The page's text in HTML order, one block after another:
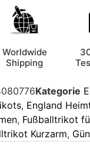
Worldwide
Shipping
Kategorie
, England
, Fußballtrikot
Kurzarm,